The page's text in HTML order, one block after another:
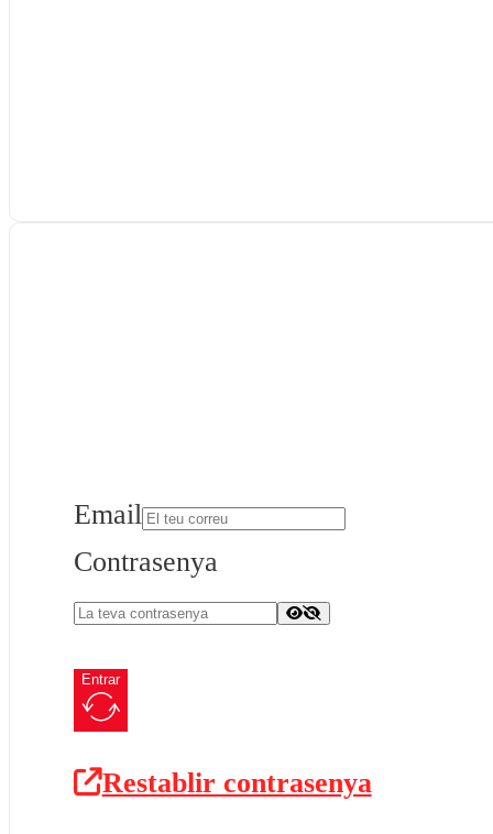
Email
Contrasenya
Entrar
Restablir contrasenya